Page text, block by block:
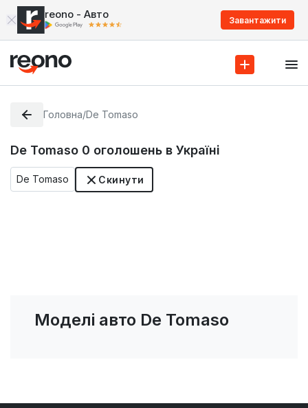
reono - Авто Завантажити
Головна/De Tomaso
De Tomaso 0 оголошень в Україні
De Tomaso Скинути
Моделі авто De Tomaso